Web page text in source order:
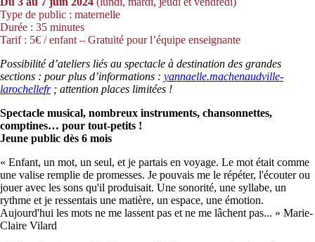
Type de public : maternelle
Durée : 35 minutes
Tarif : 5€ / enfant – Gratuité pour l’équipe enseignante
Possibilité d’ateliers liés au spectacle à destination des grandes
sections : pour plus d’informations : yannaelle.machenaudville-
larochellefr; attention places limitées !
Spectacle musical, nombreux instruments, chansonnettes,
comptines… pour tout-petits !
Jeune public dès 6 mois
« Enfant, un mot, un seul, et je partais en voyage. Le mot était comme
une valise remplie de promesses. Je pouvais me le répéter, l'écouter ou
jouer avec les sons qu'il produisait. Une sonorité, une syllabe, un
rythme et je ressentais une matière, un espace, une émotion.
Aujourd'hui les mots ne me lassent pas et ne me lâchent pas... » Marie-
Claire Vilard